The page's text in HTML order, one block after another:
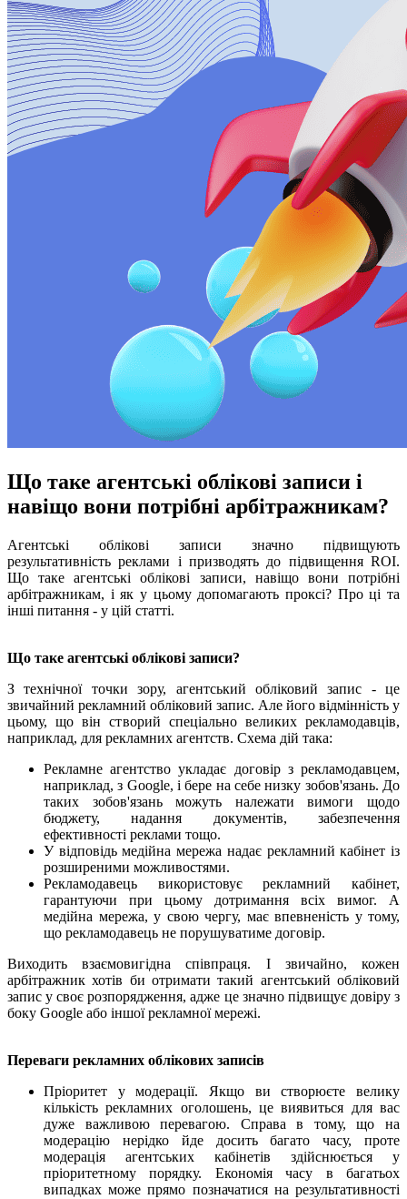
Що таке агентські облікові записи і
навіщо вони потрібні арбітражникам?
Агентські облікові записи значно підвищують
результативність реклами і призводять до підвищення ROI.
Що таке агентські облікові записи, навіщо вони потрібні
арбітражникам, і як у цьому допомагають проксі? Про ці та
інші питання - у цій статті.
Що таке агентські облікові записи?
З технічної точки зору, агентський обліковий запис - це
звичайний рекламний обліковий запис. Але його відмінність у
цьому, що він створий спеціально великих рекламодавців,
наприклад, для рекламних агентств. Схема дій така:
Рекламне агентство укладає договір з рекламодавцем,
наприклад, з Google, і бере на себе низку зобов'язань. До
таких зобов'язань можуть належати вимоги щодо
бюджету, надання документів, забезпечення
ефективності реклами тощо.
У відповідь медійна мережа надає рекламний кабінет із
розширеними можливостями.
Рекламодавець використовує рекламний кабінет,
гарантуючи при цьому дотримання всіх вимог. А
медійна мережа, у свою чергу, має впевненість у тому,
що рекламодавець не порушуватиме договір.
Виходить взаємовигідна співпраця. І звичайно, кожен
арбітражник хотів би отримати такий агентський обліковий
запис у своє розпорядження, адже це значно підвищує довіру з
боку Google або іншої рекламної мережі.
Переваги рекламних облікових записів
Пріоритет у модерації. Якщо ви створюєте велику
кількість рекламних оголошень, це виявиться для вас
дуже важливою перевагою. Справа в тому, що на
модерацію нерідко йде досить багато часу, проте
модерація агентських кабінетів здійснюється у
пріоритетному порядку. Економія часу в багатьох
випадках може прямо позначатися на результативності